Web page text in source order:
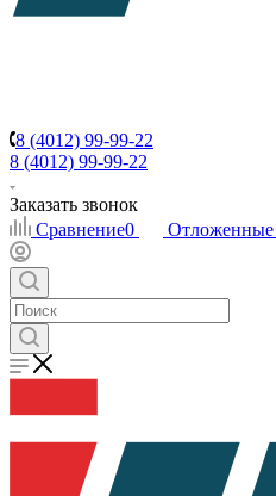
8 (4012) 99-99-22
8 (4012) 99-99-22
Заказать звонок
Сравнение0 Отложенные